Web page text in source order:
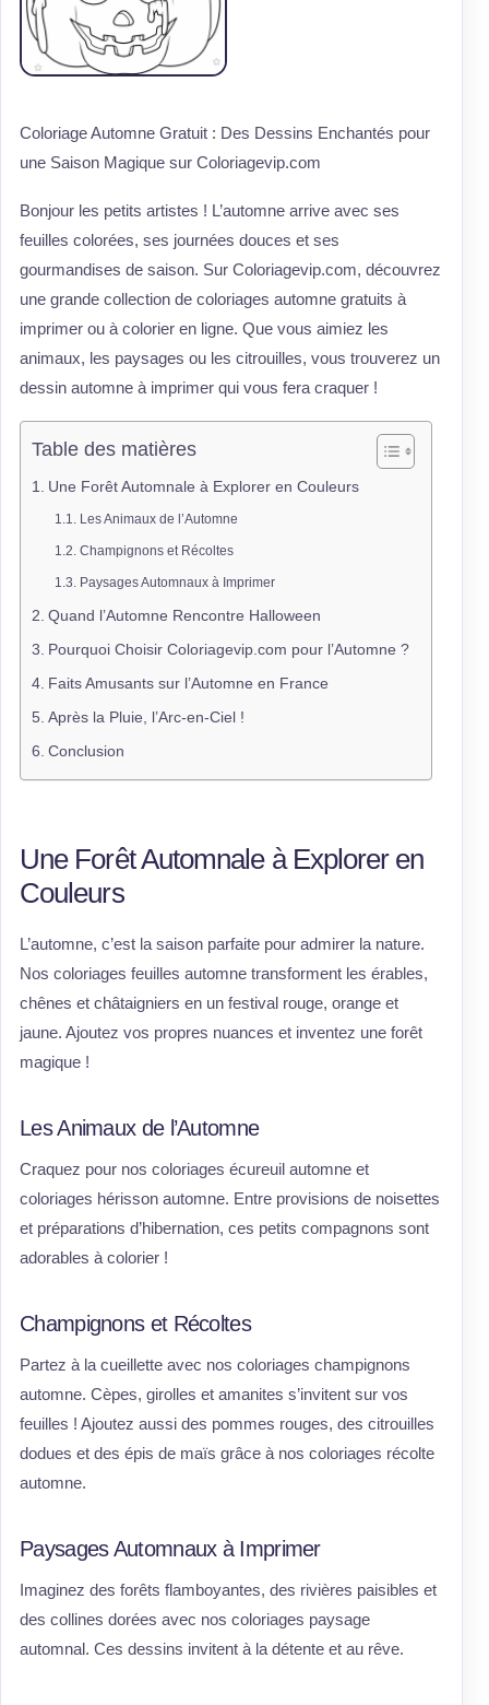
Coloriage Automne Gratuit : Des Dessins Enchantés pour
une Saison Magique sur Coloriagevip.com
Bonjour les petits artistes ! L’automne arrive avec ses
feuilles colorées, ses journées douces et ses
gourmandises de saison. Sur Coloriagevip.com, découvrez
une grande collection de coloriages automne gratuits à
imprimer ou à colorier en ligne. Que vous aimiez les
animaux, les paysages ou les citrouilles, vous trouverez un
dessin automne à imprimer qui vous fera craquer !
Table des matières
Une Forêt Automnale à Explorer en Couleurs
Les Animaux de l’Automne
Champignons et Récoltes
Paysages Automnaux à Imprimer
Quand l’Automne Rencontre Halloween
Pourquoi Choisir Coloriagevip.com pour l’Automne ?
Faits Amusants sur l’Automne en France
Après la Pluie, l’Arc-en-Ciel !
Conclusion
Une Forêt Automnale à Explorer en
Couleurs
L’automne, c’est la saison parfaite pour admirer la nature.
Nos coloriages feuilles automne transforment les érables,
chênes et châtaigniers en un festival rouge, orange et
jaune. Ajoutez vos propres nuances et inventez une forêt
magique !
Les Animaux de l’Automne
Craquez pour nos coloriages écureuil automne et
coloriages hérisson automne. Entre provisions de noisettes
et préparations d’hibernation, ces petits compagnons sont
adorables à colorier !
Champignons et Récoltes
Partez à la cueillette avec nos coloriages champignons
automne. Cèpes, girolles et amanites s’invitent sur vos
feuilles ! Ajoutez aussi des pommes rouges, des citrouilles
dodues et des épis de maïs grâce à nos coloriages récolte
automne.
Paysages Automnaux à Imprimer
Imaginez des forêts flamboyantes, des rivières paisibles et
des collines dorées avec nos coloriages paysage
automnal. Ces dessins invitent à la détente et au rêve.